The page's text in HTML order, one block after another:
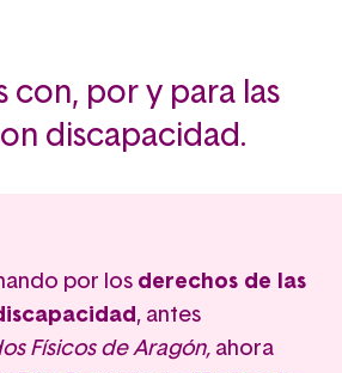
con, por y para las
discapacidad.
por los derechos de las
, antes
Físicos de Aragón, ahora